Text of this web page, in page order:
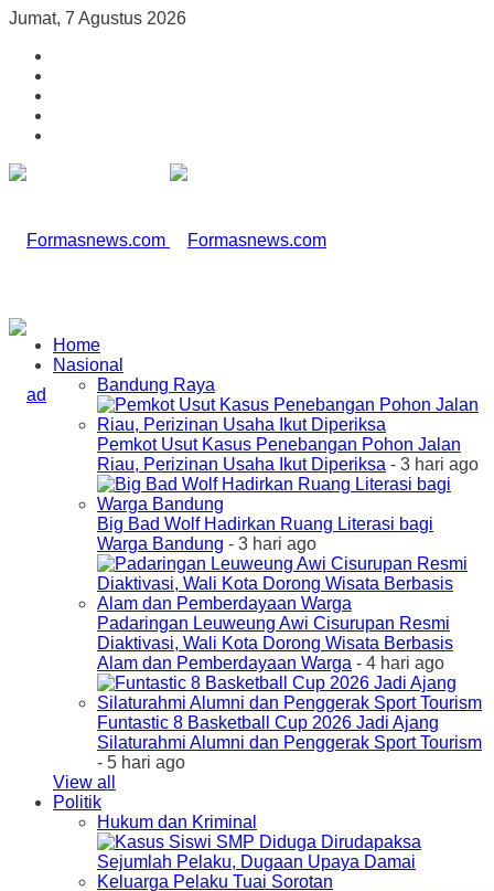
Jumat, 7 Agustus 2026
Home
Nasional
Bandung Raya
Pemkot Usut Kasus Penebangan Pohon Jalan
Riau, Perizinan Usaha Ikut Diperiksa - 3 hari ago
Big Bad Wolf Hadirkan Ruang Literasi bagi
Warga Bandung - 3 hari ago
Padaringan Leuweung Awi Cisurupan Resmi
Diaktivasi, Wali Kota Dorong Wisata Berbasis
Alam dan Pemberdayaan Warga - 4 hari ago
Funtastic 8 Basketball Cup 2026 Jadi Ajang
Silaturahmi Alumni dan Penggerak Sport Tourism
- 5 hari ago
View all
Politik
Hukum dan Kriminal